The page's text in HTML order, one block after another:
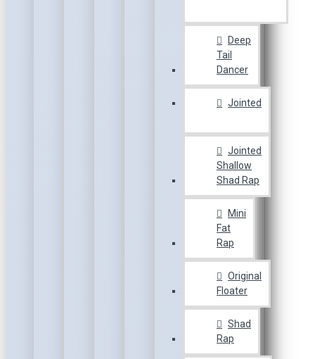
Deep
Tail
Dancer
Jointed
Jointed
Shallow
Shad Rap
Mini
Fat
Rap
Original
Floater
Shad
Rap